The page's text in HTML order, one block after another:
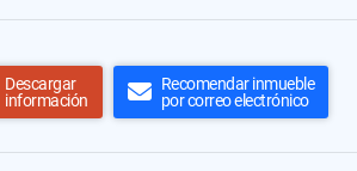
Descargar
información
Recomendar inmueble
por correo electrónico